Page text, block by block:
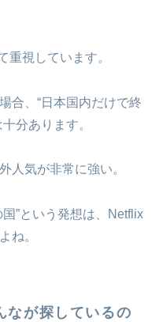
重視しています。
合、“日本国内だけで終
分あります。
人気が非常に強い。
”という発想は、Netflix
ね。
が探しているの